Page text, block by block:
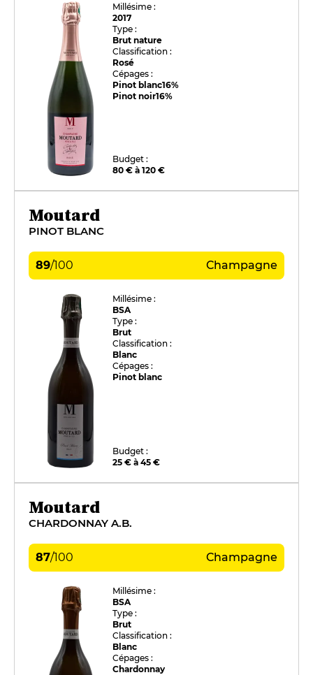
Millésime :
2017
Type :
Brut nature
Classification :
Rosé
Cépages :
Pinot blanc16%
Pinot noir16%
Budget :
80 € à 120 €
Moutard
PINOT BLANC
89/100 Champagne
Millésime :
BSA
Type :
Brut
Classification :
Blanc
Cépages :
Pinot blanc
Budget :
25 € à 45 €
Moutard
CHARDONNAY A.B.
87/100 Champagne
Millésime :
BSA
Type :
Brut
Classification :
Blanc
Cépages :
Chardonnay